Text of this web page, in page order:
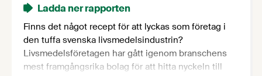
Ladda ner rapporten
Finns det något recept för att lyckas som företag i
den tuffa svenska livsmedelsindustrin?
Livsmedelsföretagen har gått igenom branschens
mest framgångsrika bolag för att hitta nyckeln till